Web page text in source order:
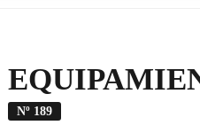
Nº 189